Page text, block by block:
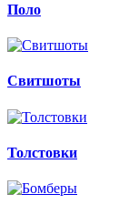
Поло
Свитшоты
Толстовки